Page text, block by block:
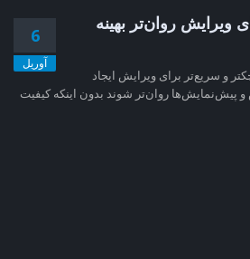
6
آوریل
ویرایش روان‌تر بهینه
و سریع‌تر برای ویرایش ایجاد
پیش‌نمایش‌ها روان‌تر شوند بدون اینکه کیفیت